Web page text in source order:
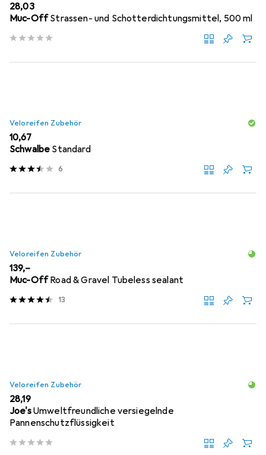
EUR
28,03
Muc-OffStrassen- und Schotterdichtungsmittel, 500 ml
Veloreifen Zubehör
EUR
10,67
Schwalbe Standard
6
Veloreifen Zubehör
EUR
139,–
Muc-OffRoad & Gravel Tubeless sealant
13
Veloreifen Zubehör
EUR
28,19
Joe'sUmweltfreundliche versiegelnde
Pannenschutzflüssigkeit